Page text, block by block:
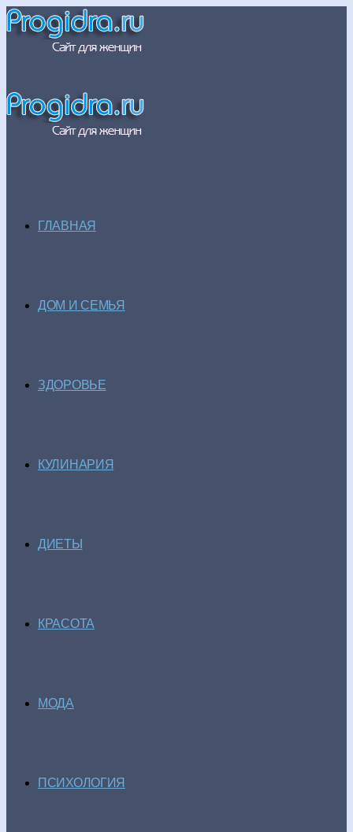
ГЛАВНАЯ
ДОМ И СЕМЬЯ
ЗДОРОВЬЕ
КУЛИНАРИЯ
ДИЕТЫ
КРАСОТА
МОДА
ПСИХОЛОГИЯ